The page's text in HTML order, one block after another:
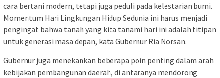
cara bertani modern, tetapi juga peduli pada kelestarian bumi.
Momentum Hari Lingkungan Hidup Sedunia ini harus menjadi
pengingat bahwa tanah yang kita tanami hari ini adalah titipan
untuk generasi masa depan, kata Gubernur Ria Norsan.
​Gubernur juga menekankan beberapa poin penting dalam arah
kebijakan pembangunan daerah, di antaranya mendorong